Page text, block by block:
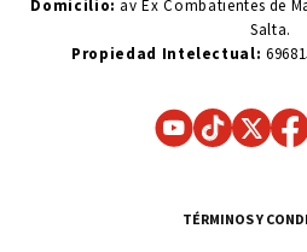
Domicilio: av Ex Combatientes de
Salta.
Propiedad Intelectual:
TÉRMINOS Y